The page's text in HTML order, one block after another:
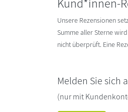
Unsere Rezensionen
Summe aller Sterne
nicht überprüft. Eine
Melden Sie sich
(nur mit